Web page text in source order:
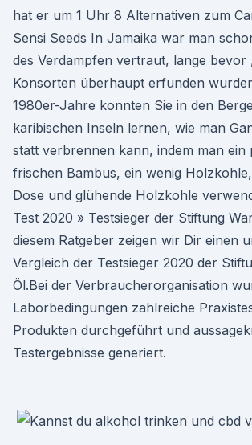
hat er um 1 Uhr 8 Alternativen zum
Sensi Seeds In Jamaika war man
des Verdampfen vertraut, lange bevor
Konsorten überhaupt erfunden
1980er-Jahre konnten Sie in den
karibischen Inseln lernen, wie man
statt verbrennen kann, indem man ein
frischen Bambus, ein wenig
Dose und glühende Holzkohle
Test 2020 » Testsieger der Stiftung
diesem Ratgeber zeigen wir Dir einen
Vergleich der Testsieger 2020 der
Öl.Bei der Verbraucherorganisation
Laborbedingungen zahlreiche
Produkten durchgeführt und
Testergebnisse generiert.